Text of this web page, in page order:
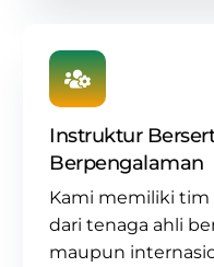
Instruktur
Berpengalaman
Kami memiliki
dari tenaga ahli
maupun